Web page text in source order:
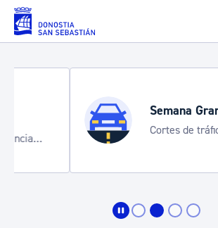
Saltar al contenido principal
Semana Grande 2026
Cortes de tráfico y
de transporte